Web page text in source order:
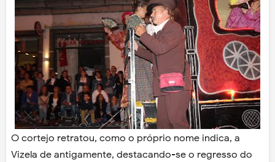
O cortejo retratou, como o próprio nome indica, a
Vizela de antigamente, destacando-se o regresso do